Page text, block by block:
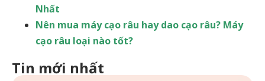
Nhất
Nên mua máy cạo râu hay dao cạo râu? Máy
cạo râu loại nào tốt?
Tin mới nhất